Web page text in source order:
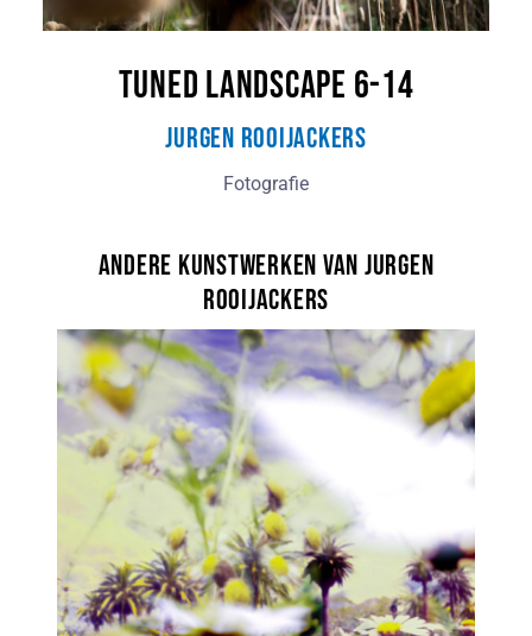
Tuned Landscape 6-14
Jurgen Rooijackers
Fotografie
Andere kunstwerken van Jurgen
Rooijackers